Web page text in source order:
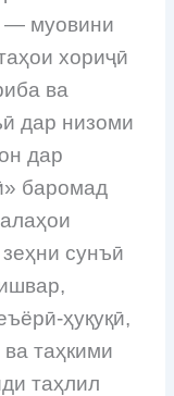
— муовини
хориҷӣ
ва
дар низоми
дар
баромад
сунъӣ
ҳуқуқӣ,
таҳкими
таҳлил